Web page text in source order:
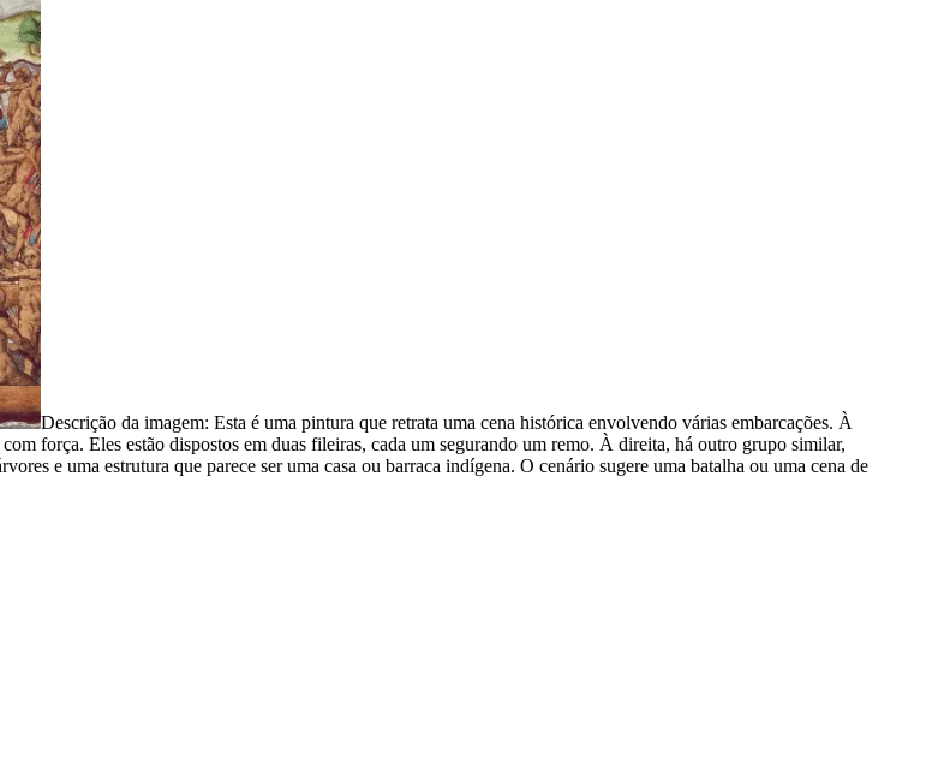
Descrição da imagem: Esta é uma pintura que retrata uma cena histórica envolvendo várias embarcações. À
força. Eles estão dispostos em duas fileiras, cada um segurando um remo. À direita, há outro grupo similar,
e uma estrutura que parece ser uma casa ou barraca indígena. O cenário sugere uma batalha ou uma cena de